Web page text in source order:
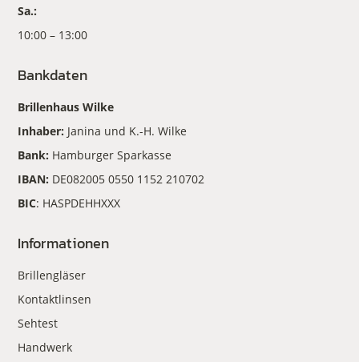
Sa.:
10:00 – 13:00
Bankdaten
Brillenhaus Wilke
Inhaber: Janina und K.-H. Wilke
Bank: Hamburger Sparkasse
IBAN: DE082005 0550 1152 210702
BIC: HASPDEHHXXX
Informationen
Brillengläser
Kontaktlinsen
Sehtest
Handwerk